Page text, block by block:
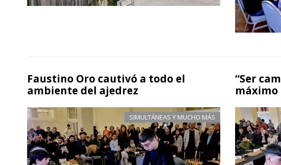
Faustino Oro cautivó a todo el
ambiente del ajedrez
SIMULTÁNEAS Y MUCHO MÁS
“Ser
máximo